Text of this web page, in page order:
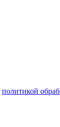
политикой